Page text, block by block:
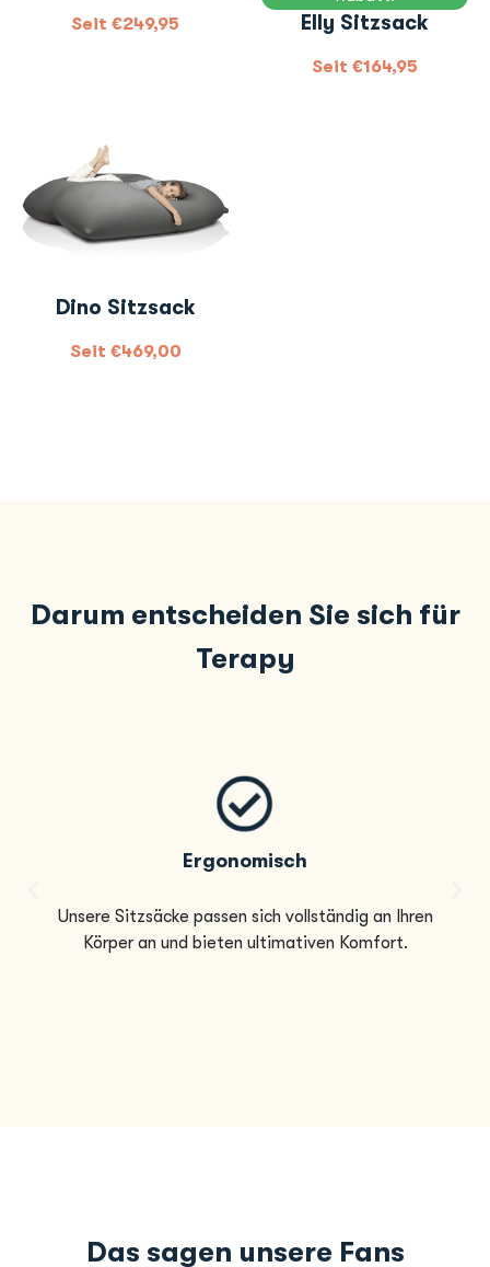
Seit €249,95 Elly Sitzsack
Seit €164,95
Dino Sitzsack
Seit €469,00
Darum entscheiden Sie sich für
Terapy
Ergonomisch
Unsere Sitzsäcke passen sich vollständig an Ihren
Körper an und bieten ultimativen Komfort.
Das sagen unsere Fans